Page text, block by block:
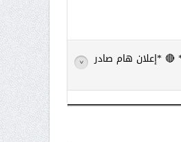
🔴 *إعلان هام صادر >